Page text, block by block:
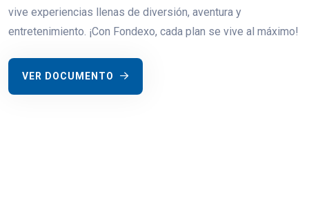
vive experiencias llenas de diversión, aventura y
entretenimiento. ¡Con Fondexo, cada plan se vive al máximo!
VER DOCUMENTO